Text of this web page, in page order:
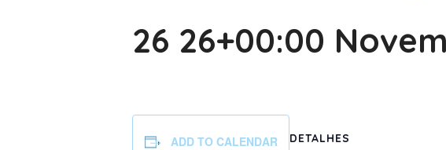
26 26+00:00
ADD TO CALENDAR DETALHES